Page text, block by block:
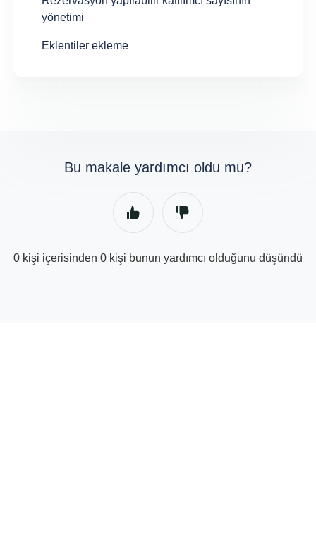
yönetimi
Eklentiler ekleme
Bu makale yardımcı oldu mu?
0 kişi içerisinden 0 kişi bunun yardımcı olduğunu düşündü